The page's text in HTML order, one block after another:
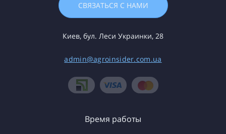
СВЯЗАТЬСЯ С НАМИ
Киев, бул. Леси Украинки, 28
admin@agroinsider.com.ua
Время работы